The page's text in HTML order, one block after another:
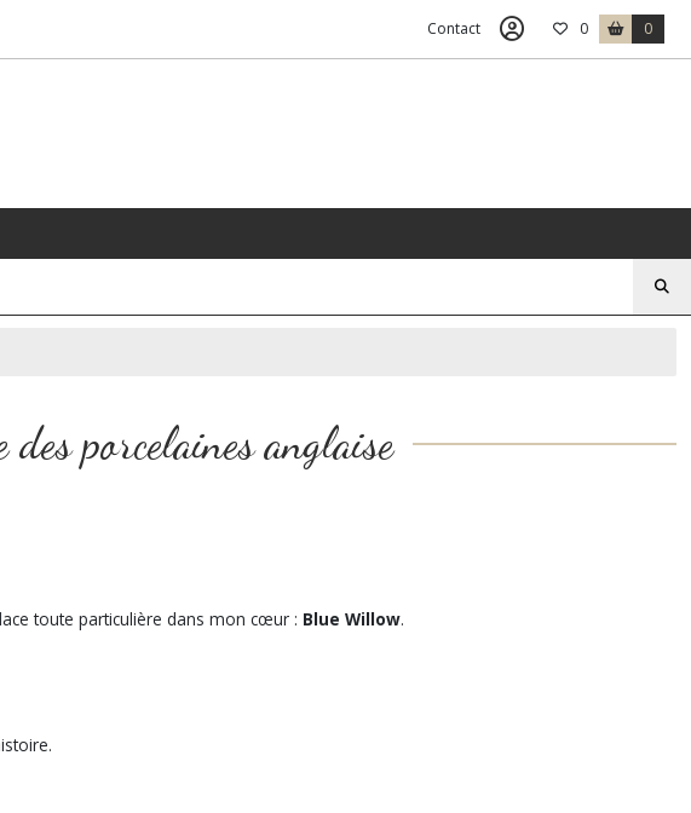
Contact 0 0
porcelaines anglaise
toute particulière dans mon cœur : Blue Willow.